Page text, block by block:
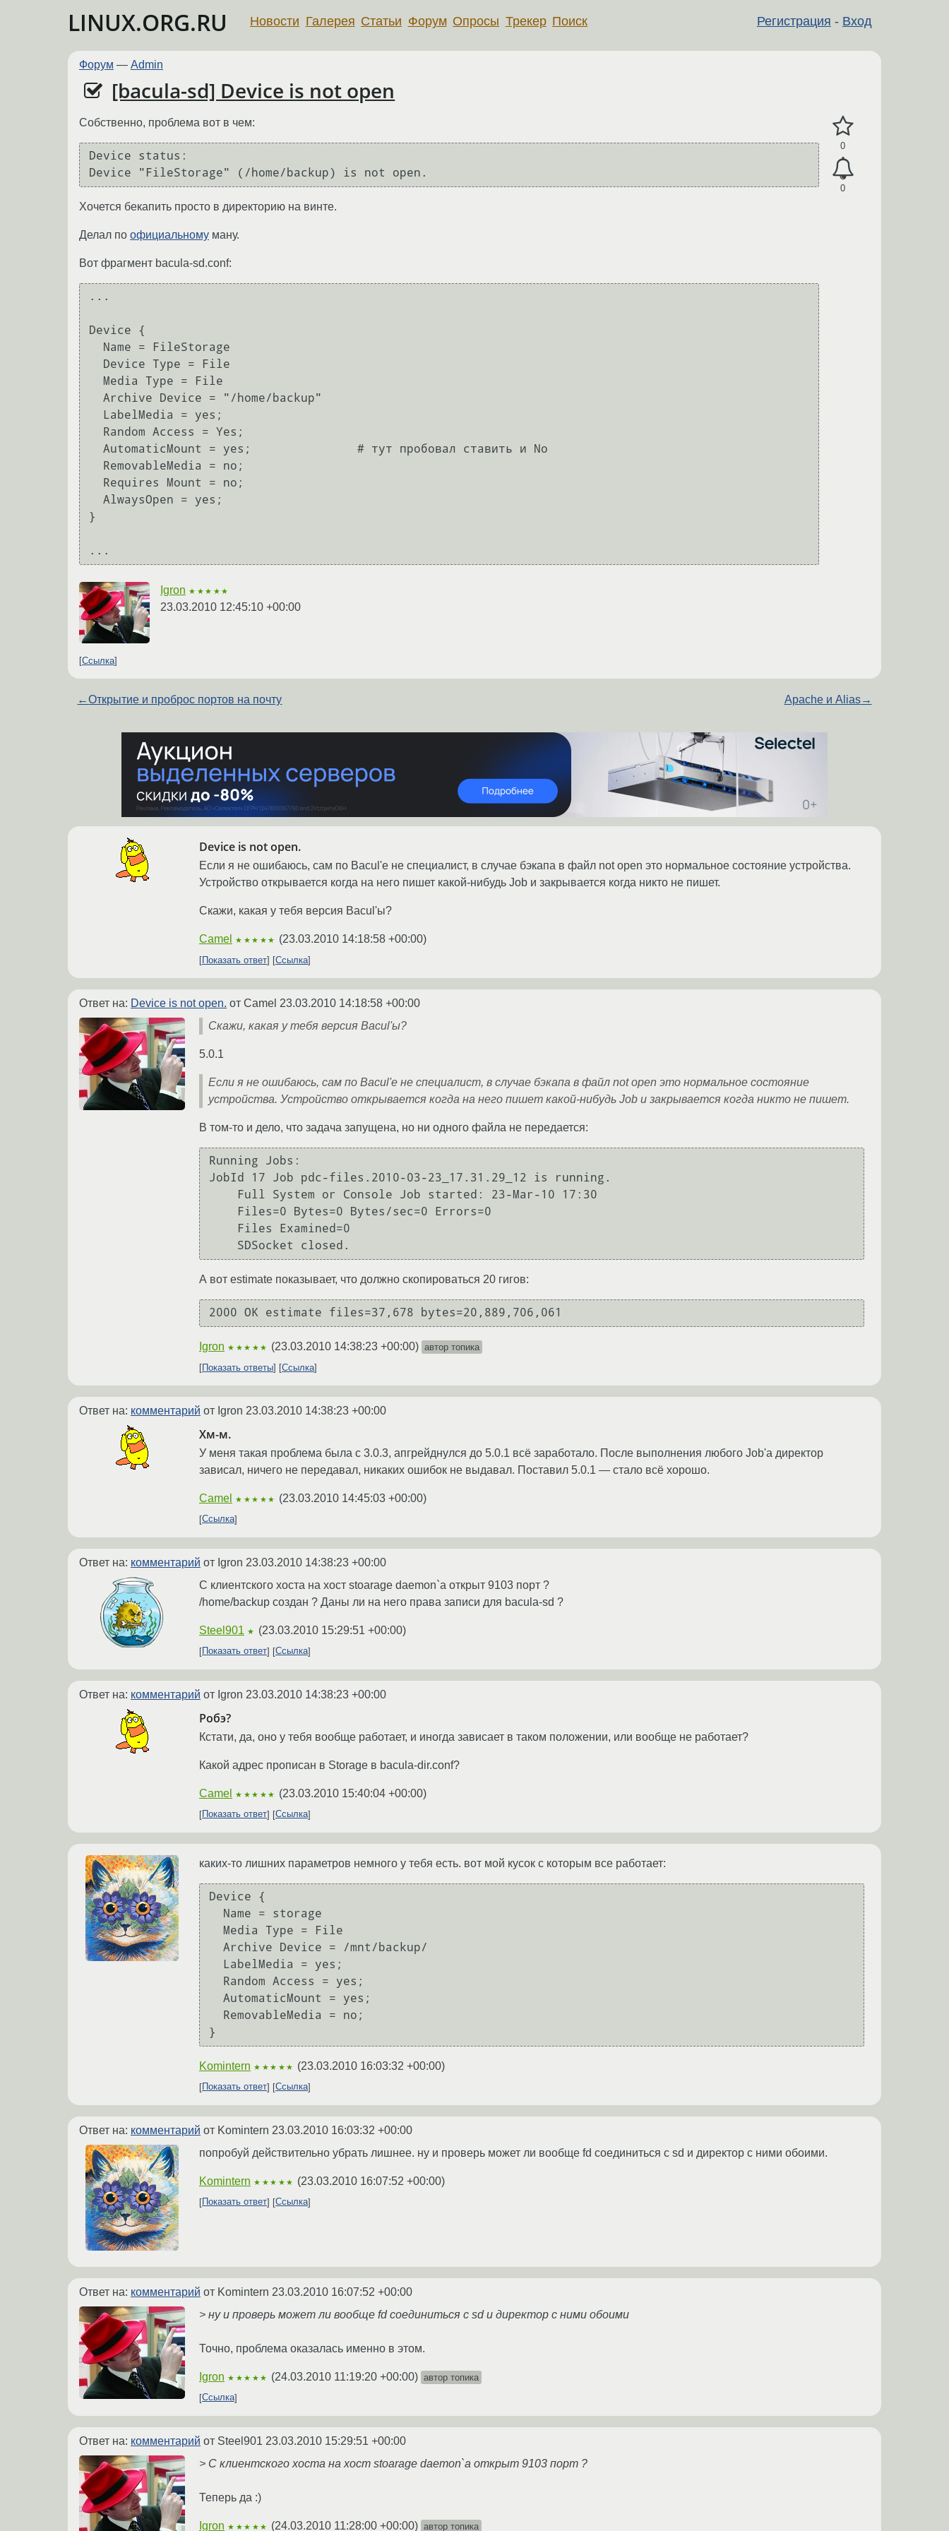
LINUX.ORG.RU Регистрация - Вход
Новости Галерея Статьи Форум Опросы Трекер Поиск
Форум — Admin
[bacula-sd] Device is not open
0
0
Собственно, проблема вот в чем:
Device status:
Хочется бекапить просто в директорию на винте.
Делал по официальному ману.
Вот фрагмент bacula-sd.conf:
...
Device {
}
Igron ★★★★★
23.03.2010 12:45:10 +00:00
Ссылка
←Открытие и проброс портов на почту Apache и Alias→
Device is not open.
Если я не ошибаюсь, сам по Bacul'е не специалист, в случае бэкапа в файл not open это нормальное состояние устройства.
Устройство открывается когда на него пишет какой-нибудь Job и закрывается когда никто не пишет.
Скажи, какая у тебя версия Bacul'ы?
Camel ★★★★★ (23.03.2010 14:18:58 +00:00)
Показать ответ Ссылка
Ответ на: Device is not open. от Camel 23.03.2010 14:18:58 +00:00
Скажи, какая у тебя версия Bacul'ы?
5.0.1
Если я не ошибаюсь, сам по Bacul'е не специалист, в случае бэкапа в файл not open это нормальное состояние
устройства. Устройство открывается когда на него пишет какой-нибудь Job и закрывается когда никто не пишет.
В том-то и дело, что задача запущена, но ни одного файла не передается:
Running Jobs:
JobId 17 Job pdc-files.2010-03-23_17.31.29_12 is running.
А вот estimate показывает, что должно скопироваться 20 гигов:
Igron ★★★★★ (23.03.2010 14:38:23 +00:00) автор топика
Показать ответы
Ссылка
Ответ на: комментарий от Igron 23.03.2010 14:38:23 +00:00
Хм-м.
У меня такая проблема была с 3.0.3, апгрейднулся до 5.0.1 всё заработало. После выполнения любого Job'а директор
зависал, ничего не передавал, никаких ошибок не выдавал. Поставил 5.0.1 — стало всё хорошо.
Camel ★★★★★ (23.03.2010 14:45:03 +00:00)
Ссылка
Ответ на: комментарий от Igron 23.03.2010 14:38:23 +00:00
С клиентского хоста на хост stoarage daemon`а открыт 9103 порт ?
/home/backup создан ? Даны ли на него права записи для bacula-sd ?
Steel901 ★ (23.03.2010 15:29:51 +00:00)
Показать ответ Ссылка
Ответ на: комментарий от Igron 23.03.2010 14:38:23 +00:00
Робэ?
Кстати, да, оно у тебя вообще работает, и иногда зависает в таком положении, или вообще не работает?
Какой адрес прописан в Storage в bacula-dir.conf?
Camel ★★★★★ (23.03.2010 15:40:04 +00:00)
Показать ответ Ссылка
каких-то лишних параметров немного у тебя есть. вот мой кусок с которым все работает:
Device {
Komintern ★★★★★ (23.03.2010 16:03:32 +00:00)
Показать ответ Ссылка
Ответ на: комментарий от Komintern 23.03.2010 16:03:32 +00:00
попробуй действительно убрать лишнее. ну и проверь может ли вообще fd соединиться с sd и директор с ними обоими.
Komintern ★★★★★ (23.03.2010 16:07:52 +00:00)
Показать ответ Ссылка
Ответ на: комментарий от Komintern 23.03.2010 16:07:52 +00:00
> ну и проверь может ли вообще fd соединиться с sd и директор с ними обоими
Точно, проблема оказалась именно в этом.
Igron ★★★★★ (24.03.2010 11:19:20 +00:00) автор топика
Ссылка
Ответ на: комментарий от Steel901 23.03.2010 15:29:51 +00:00
> С клиентского хоста на хост stoarage daemon`а открыт 9103 порт ?
Теперь да :)
Igron ★★★★★ (24.03.2010 11:28:00 +00:00) автор топика